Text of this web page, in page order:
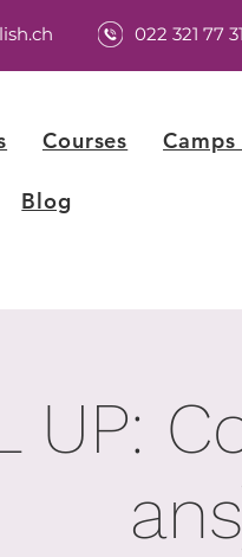
022 321 77 31
Courses
Blog
UP: